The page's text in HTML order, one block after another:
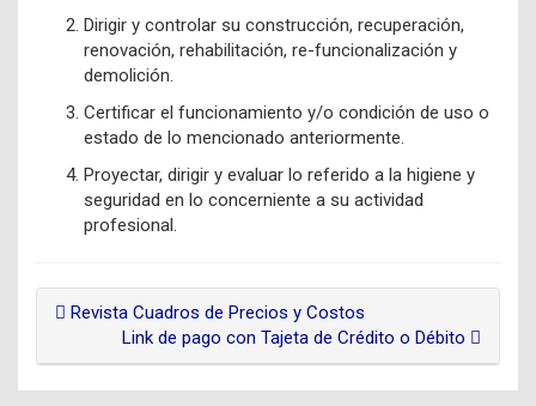
Dirigir y controlar su construcción, recuperación,
renovación, rehabilitación, re-funcionalización y
demolición.
Certificar el funcionamiento y/o condición de uso o
estado de lo mencionado anteriormente.
Proyectar, dirigir y evaluar lo referido a la higiene y
seguridad en lo concerniente a su actividad
profesional.
Revista Cuadros de Precios y Costos
Link de pago con Tajeta de Crédito o Débito